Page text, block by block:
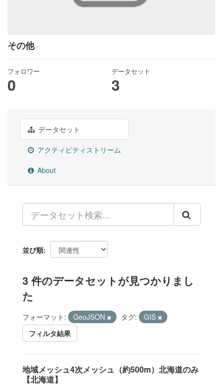
その他
フォロワー
0
データセット
3
データセット
アクティビティストリーム
About
並び順
3 件のデータセットが見つかりまし
た
フォーマット: GeoJSON タグ:
GIS
フィルタ結果
地域メッシュ4次メッシュ（約500m）北海道のみ
【北海道】